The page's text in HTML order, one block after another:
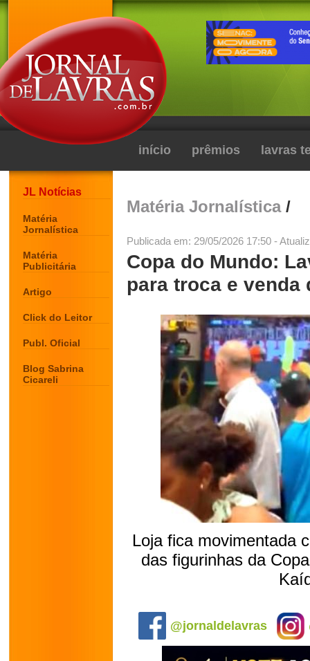
início prêmios lavras
JL Notícias
Matéria
Jornalística
Matéria
Publicitária
Artigo
Click do Leitor
Publ. Oficial
Blog Sabrina
Cicareli
Matéria Jornalística/
Publicada em: 29/05/2026 17:50 -
Copa do Mundo:
para troca e
Loja fica movimentada
das figurinhas da
@jornaldelavras